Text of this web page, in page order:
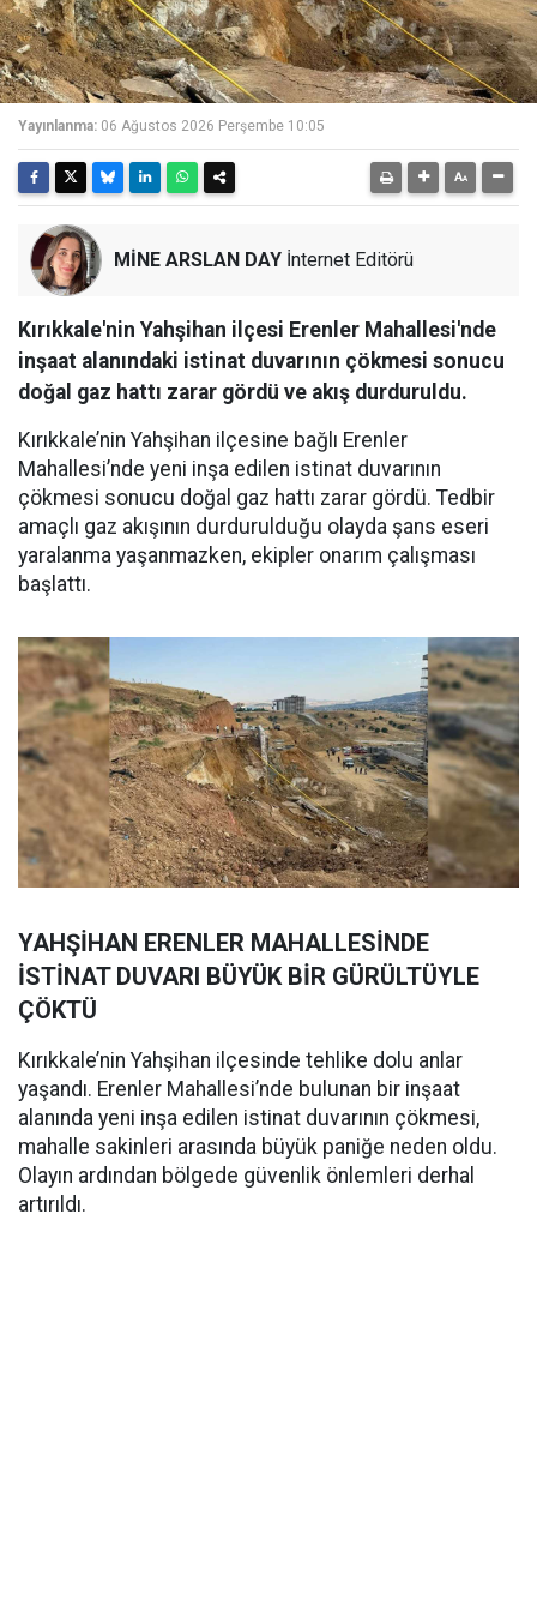
Yayınlanma: 06 Ağustos 2026 Perşembe 10:05
MİNE ARSLAN DAY İnternet Editörü
Kırıkkale'nin Yahşihan ilçesi Erenler Mahallesi'nde
inşaat alanındaki istinat duvarının çökmesi sonucu
doğal gaz hattı zarar gördü ve akış durduruldu.
Kırıkkale’nin Yahşihan ilçesine bağlı Erenler
Mahallesi’nde yeni inşa edilen istinat duvarının
çökmesi sonucu doğal gaz hattı zarar gördü. Tedbir
amaçlı gaz akışının durdurulduğu olayda şans eseri
yaralanma yaşanmazken, ekipler onarım çalışması
başlattı.
YAHŞİHAN ERENLER MAHALLESİNDE
İSTİNAT DUVARI BÜYÜK BİR GÜRÜLTÜYLE
ÇÖKTÜ
Kırıkkale’nin Yahşihan ilçesinde tehlike dolu anlar
yaşandı. Erenler Mahallesi’nde bulunan bir inşaat
alanında yeni inşa edilen istinat duvarının çökmesi,
mahalle sakinleri arasında büyük paniğe neden oldu.
Olayın ardından bölgede güvenlik önlemleri derhal
artırıldı.